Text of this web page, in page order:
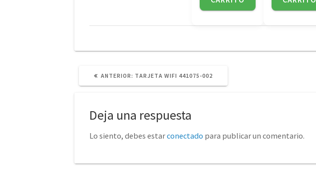
ANTERIOR: POST
TARJETA WIFI 441075-002
Deja una respuesta
Lo siento, debes estarconectado para publicar un comentario.